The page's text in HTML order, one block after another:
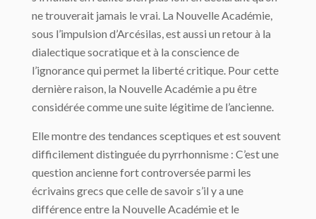
ne trouverait jamais le vrai. La Nouvelle Académie,
sous l’impulsion d’Arcésilas, est aussi un retour à la
dialectique socratique et à la conscience de
l’ignorance qui permet la liberté critique. Pour cette
dernière raison, la Nouvelle Académie a pu être
considérée comme une suite légitime de l’ancienne.
Elle montre des tendances sceptiques et est souvent
difficilement distinguée du pyrrhonnisme : C’est une
question ancienne fort controversée parmi les
écrivains grecs que celle de savoir s’il y a une
différence entre la Nouvelle Académie et le